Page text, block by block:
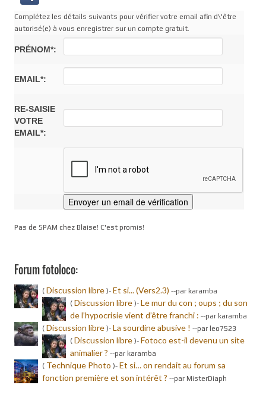
Complétez les détails suivants pour vérifier votre email afin d\'être
autorisé(e) à vous enregistrer sur un compte gratuit.
PRÉNOM*:
EMAIL*:
RE-SAISIE
VOTRE
EMAIL*:
Pas de SPAM chez Blaise! C'est promis!
Forum fotoloco:
( Discussion libre )- Et si... (Vers2.3) --par karamba
( Discussion libre )- Le mur du con ; oups ; du son
de l’hypocrisie vient d’être franchi : --par karamba
( Discussion libre )- La sourdine abusive ! --par leo7523
( Discussion libre )- Fotoco est-il devenu un site
animalier ? --par karamba
( Technique Photo )- Et si… on rendait au forum sa
fonction première et son intérêt ? --par MisterDiaph